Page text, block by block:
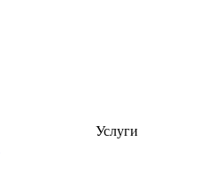
Услуги